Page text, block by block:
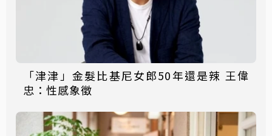
「津津」金髮比基尼女郎50年還是辣 王偉
忠：性感象徵